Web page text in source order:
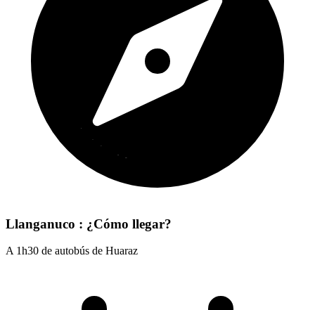
Llanganuco : ¿Cómo llegar?
A 1h30 de autobús de Huaraz